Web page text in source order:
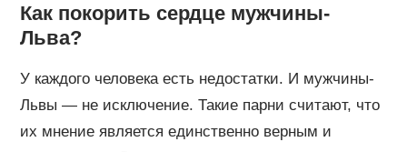
Как покорить сердце мужчины-
Льва?
У каждого человека есть недостатки. И мужчины-
Львы — не исключение. Такие парни считают, что
их мнение является единственно верным и